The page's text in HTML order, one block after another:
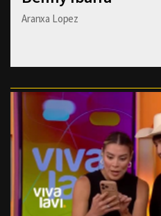
Aranxa Lopez